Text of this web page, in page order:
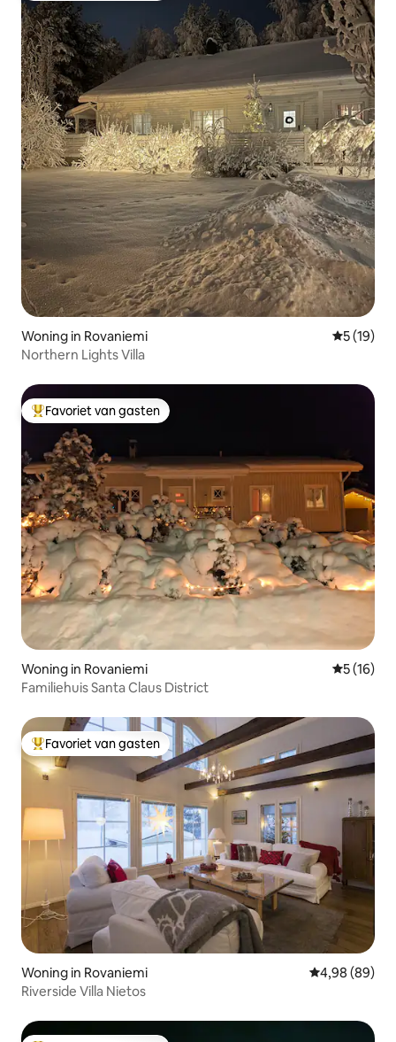
Woning in Rovaniemi
5 (19)
Northern Lights Villa
Topfavoriet van gasten
Favoriet van gasten
Woning in Rovaniemi
5 (16)
Familiehuis Santa Claus District
Topfavoriet van gasten
Favoriet van gasten
Woning in Rovaniemi Gemiddelde
4,98 (89)
Riverside Villa Nietos